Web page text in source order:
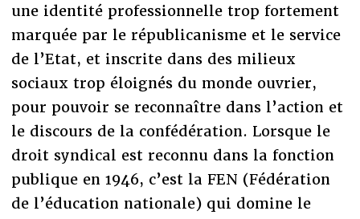
une identité professionnelle trop fortement
marquée par le républicanisme et le service
de l’Etat, et inscrite dans des milieux
sociaux trop éloignés du monde ouvrier,
pour pouvoir se reconnaître dans l’action et
le discours de la confédération. Lorsque le
droit syndical est reconnu dans la fonction
publique en 1946, c’est la FEN (Fédération
de l’éducation nationale) qui domine le